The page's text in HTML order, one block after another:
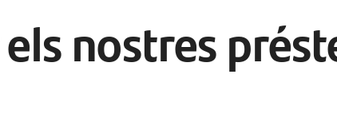
nostres